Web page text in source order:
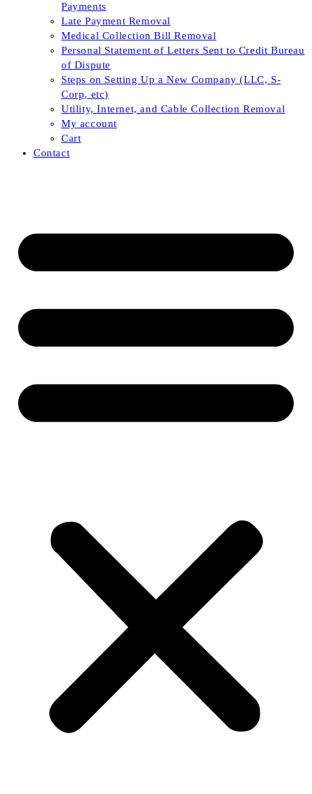
Payments
Late Payment Removal
Medical Collection Bill Removal
Personal Statement of Letters Sent to Credit Bureau
of Dispute
Steps on Setting Up a New Company (LLC, S-
Corp, etc)
Utility, Internet, and Cable Collection Removal
My account
Cart
Contact